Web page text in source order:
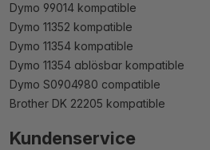
Dymo 99014 kompatible
Dymo 11352 kompatible
Dymo 11354 kompatible
Dymo 11354 ablösbar kompatible
Dymo S0904980 compatible
Brother DK 22205 kompatible
Kundenservice